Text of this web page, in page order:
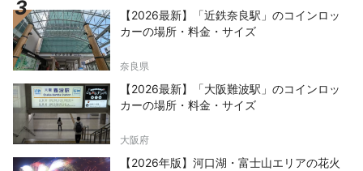
【2026最新】「近鉄奈良駅」のコインロッ
カーの場所・料金・サイズ
奈良県
【2026最新】「大阪難波駅」のコインロッ
カーの場所・料金・サイズ
大阪府
【2026年版】河口湖・富士山エリアの花火